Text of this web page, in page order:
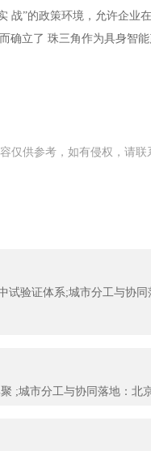
战”的政策环境，允许企业
确立了 珠三角作为具身智
仅供参考，如有侵权，请联
验证体系;城市分工与协
;城市分工与协同落地：北